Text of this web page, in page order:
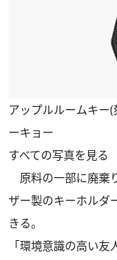
アップルルームキー
ーキョー
すべての写真を見る
原料の一部に廃棄
ザー製のキーホルダ
きる。
「環境意識の高い